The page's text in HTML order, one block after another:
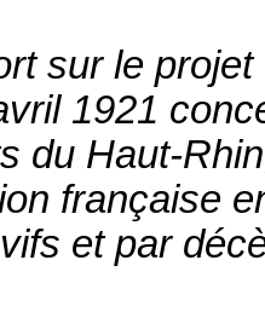
sur le projet
1921
du Haut-
française
et par